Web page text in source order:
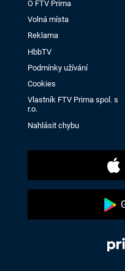
O FTV Prima
Volná místa
Reklama
HbbTV
Podmínky užívání
Cookies
Vlastník FTV Prima spol. s
r.o.
Nahlásit chybu